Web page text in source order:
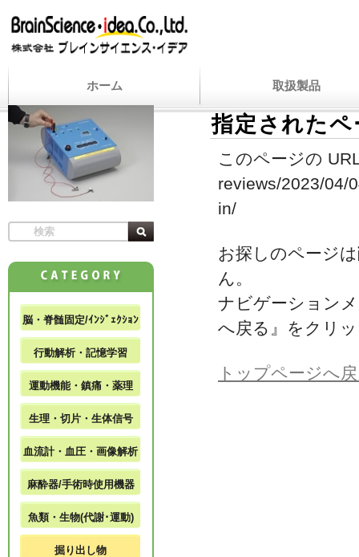
ホーム 取扱製品
指定された
このページの
reviews/2023/04/
in/
お探しのページ
ん。
ナビゲーション
へ戻る』をクリ
トップページへ
脳・脊髄固定/ｲﾝｼﾞｪｸｼｮﾝ
行動解析・記憶学習
運動機能・鎮痛・薬理
生理・切片・生体信号
血流計・血圧・画像解析
麻酔器/手術時使用機器
魚類・生物(代謝･運動)
掘り出し物